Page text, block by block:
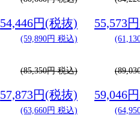
54,446円(税抜)
(59,890円 税込)
55,573
(85,350円 税込)
57,873円(税抜)
(63,660円 税込)
59,046